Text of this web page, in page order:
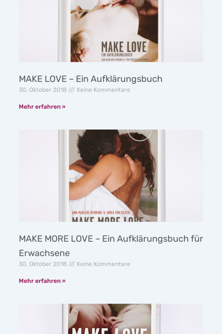
MAKE LOVE – Ein Aufklärungsbuch
30. Oktober 2018 Keine Kommentare
Mehr erfahren »
MAKE MORE LOVE – Ein Aufklärungsbuch für
Erwachsene
30. Oktober 2018 Keine Kommentare
Mehr erfahren »